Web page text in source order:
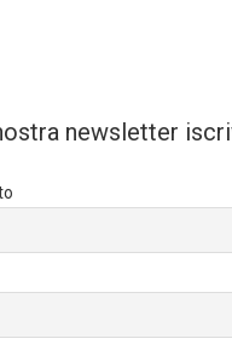
newsletter